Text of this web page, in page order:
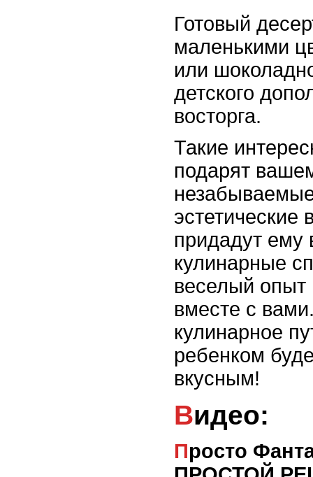
Готовый
маленькими
или
детского
восторга.
Такие
подарят
эстетические
придадут ему
кулинарные
веселый опыт
вместе с
кулинарное
ребенком
вкусным!
Видео:
Просто Фантастика🤩САМЫЙ